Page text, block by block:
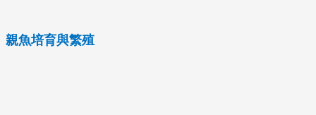
親魚培育與繁殖